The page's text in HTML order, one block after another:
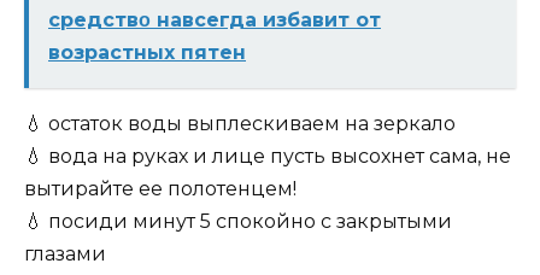
cрeдcтвο навceгда избавит от
возрастных пятен
💧 остаток воды выплескиваем на зеркало
💧 вода на руках и лице пусть высохнет сама, не
вытирайте ее полотенцем!
💧 посиди минут 5 спокойно с закрытыми
глазами